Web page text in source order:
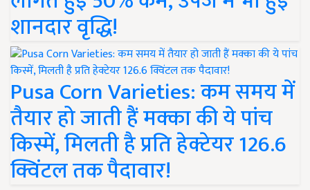
शानदार वृद्धि!
Pusa Corn Varieties: कम समय में
तैयार हो जाती हैं मक्का की ये पांच
किस्में, मिलती है प्रति हेक्टेयर 126.6
क्विंटल तक पैदावार!